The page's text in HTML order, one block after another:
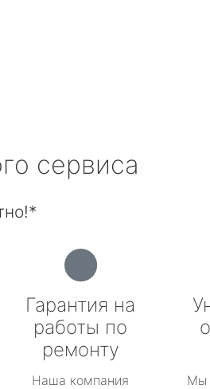
сервиса
Гарантия на
работы по
ремонту
Наша компания
Мы